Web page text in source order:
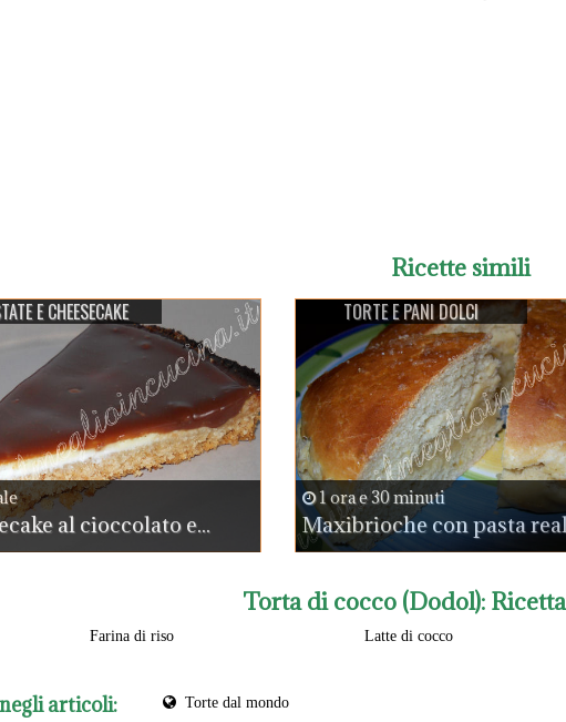
Ricette simili
E CHEESECAKE
al cioccolato e...
TORTE E PANI DOLCI
1 ora e 30 minuti
Maxibrioche con pasta
Torta di cocco (Dodol):
Farina di riso Latte di cocco
articoli: Torte dal mondo